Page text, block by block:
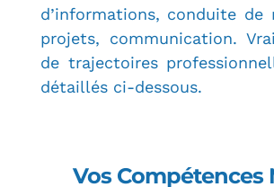
d’informations, conduite de
projets, communication.
de trajectoires
détaillés ci-dessous.
Vos Compétences